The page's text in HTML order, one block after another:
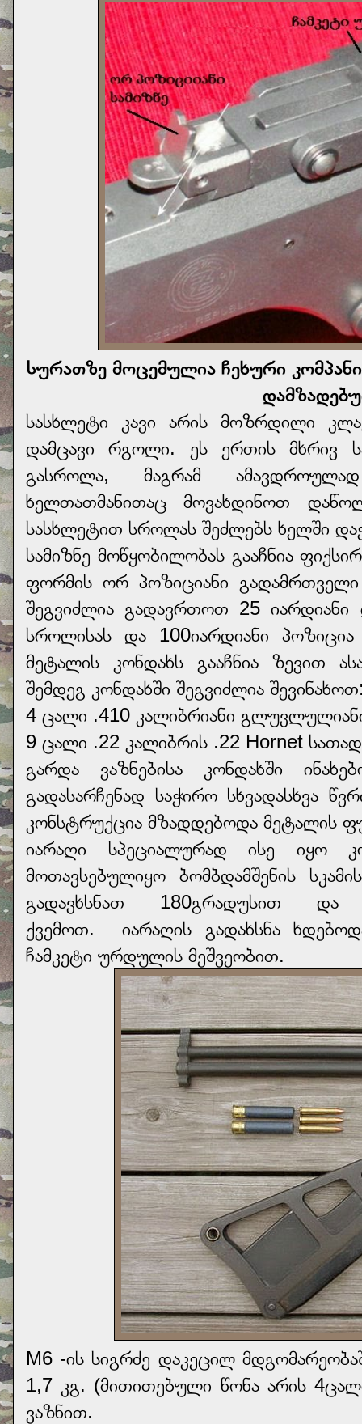
სურათზე მოცემულია ჩეხური
სასხლეტი კავი არის მოზრდილი
დამცავი რგოლი. ეს ერთის მხრივ
გასროლა, მაგრამ
ხელთათმანითაც მოვახდინოთ
სასხლეტით სროლას შეძლებს ხელში
სამიზნე მოწყობილობას გააჩნია
ფორმის ორ პოზიციანი გადამრთველი
შეგვიძლია გადავრთოთ 25
სროლისას და 100იარდიანი
მეტალის კონდახს გააჩნია ზევით
შემდეგ კონდახში შეგვიძლია
4 ცალი .410 კალიბრიანი
9 ცალი .22 კალიბრის .22 Hornet
გარდა ვაზნებისა კონდახში
გადასარჩენად საჭირო სხვადასხვა
კონსტრუქცია მზადდებოდა მეტალის
იარაღი სპეციალურად ისე იყო
მოთავსებულიყო ბომბდამშენის
გადავხსნათ 180გრადუსით
ქვემოთ. იარაღის გადახსნა
ჩამკეტი ურდულის მეშვეობით.
М6 -ის სიგრძე დაკეცილ
1,7 კგ. (მითითებული წონა არის
ვაზნით.